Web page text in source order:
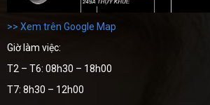
>> Xem trên Google Map
Giờ làm việc:
T2 – T6: 08h30 – 18h00
T7: 8h30 – 12h00